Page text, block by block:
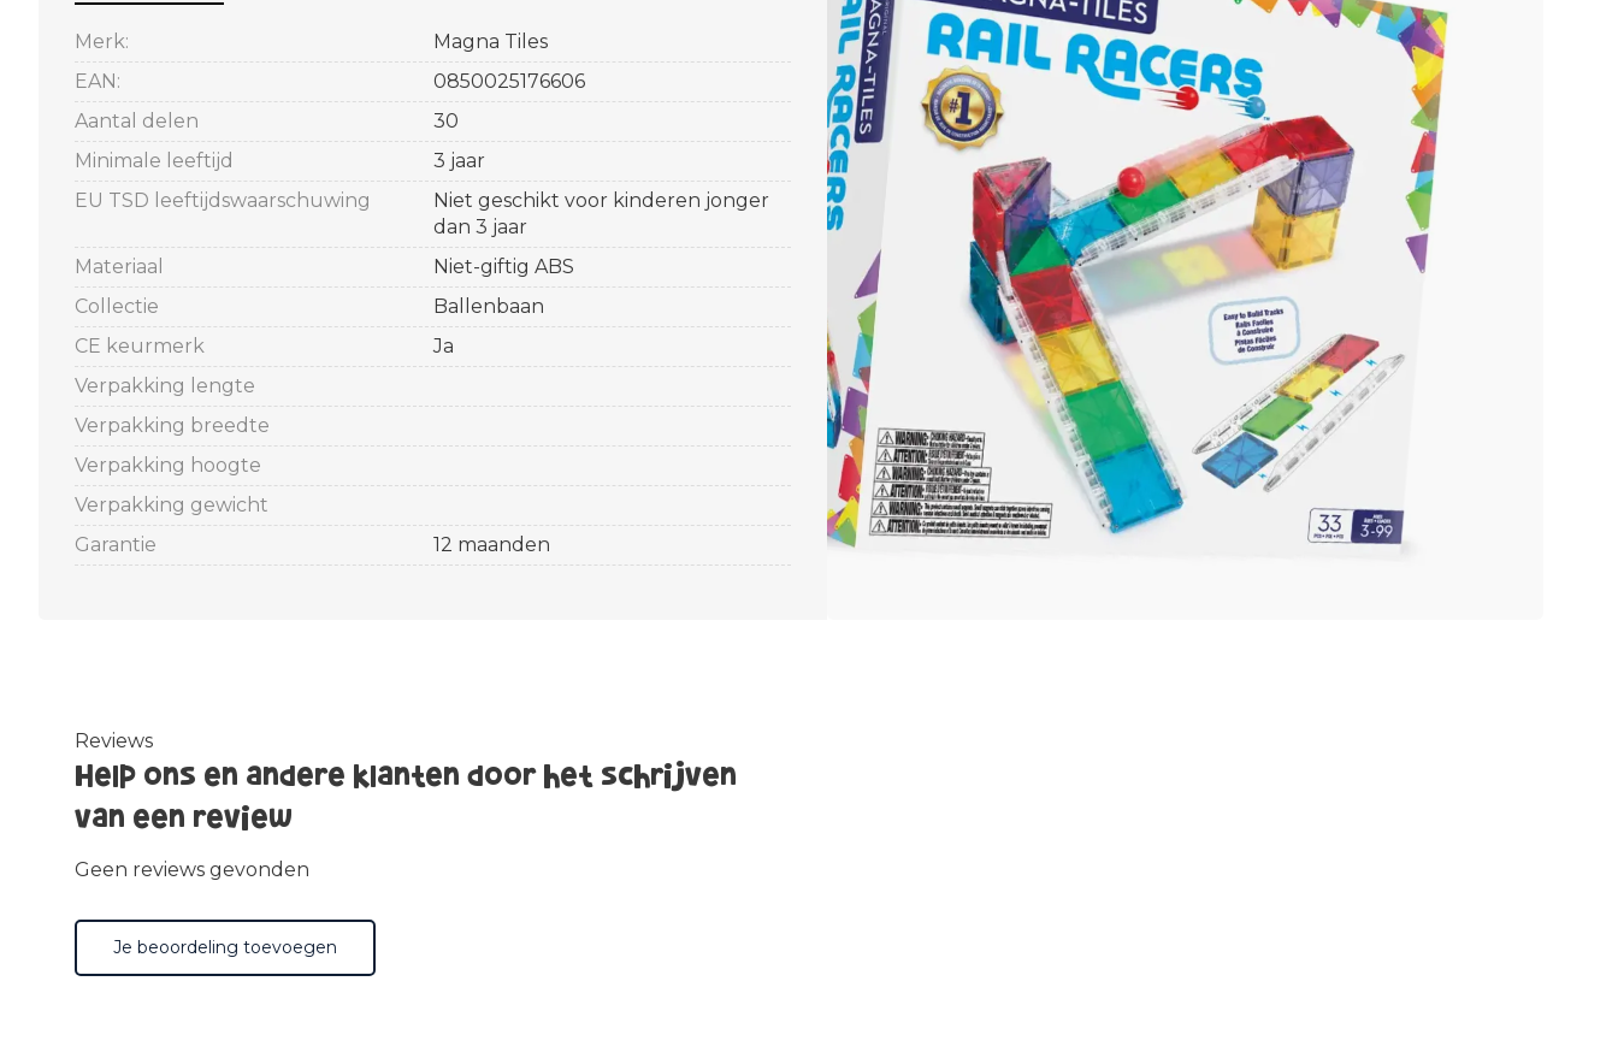
Merk:
Magna Tiles
EAN:
0850025176606
Aantal delen
30
Minimale leeftijd
3 jaar
EU TSD leeftijdswaarschuwing
Niet geschikt voor kinderen jonger
dan 3 jaar
Materiaal
Niet-giftig ABS
Collectie
Ballenbaan
CE keurmerk
Ja
Verpakking lengte
Verpakking breedte
Verpakking hoogte
Verpakking gewicht
Garantie
12 maanden
Reviews
Help ons en andere klanten door het schrijven
van een review
Geen reviews gevonden
Je beoordeling toevoegen